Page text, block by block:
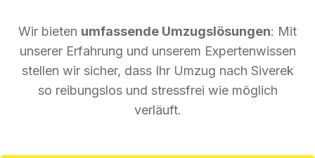
Wir bieten umfassende Umzugslösungen: Mit
unserer Erfahrung und unserem Expertenwissen
stellen wir sicher, dass Ihr Umzug nach Siverek
so reibungslos und stressfrei wie möglich
verläuft.